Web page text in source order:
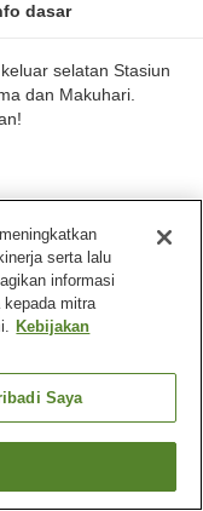
dasar
selatan Stasiun
dan Makuhari.
otomatis
serta lalu
informasi
kepada mitra
Kebijakan
Saya